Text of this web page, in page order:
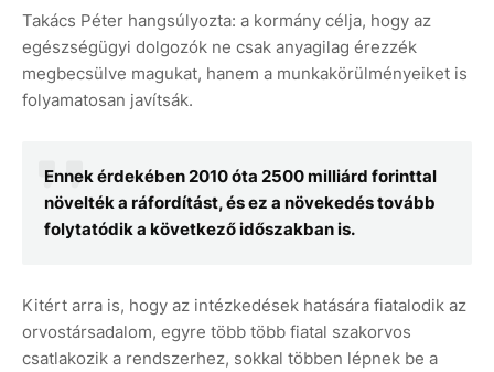
Takács Péter hangsúlyozta: a kormány célja, hogy az
egészségügyi dolgozók ne csak anyagilag érezzék
megbecsülve magukat, hanem a munkakörülményeiket is
folyamatosan javítsák.
Ennek érdekében 2010 óta 2500 milliárd forinttal
növelték a ráfordítást, és ez a növekedés tovább
folytatódik a következő időszakban is.
Kitért arra is, hogy az intézkedések hatására fiatalodik az
orvostársadalom, egyre több több fiatal szakorvos
csatlakozik a rendszerhez, sokkal többen lépnek be a